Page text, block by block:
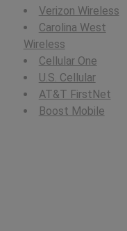
Verizon Wireless
Carolina West
Wireless
Cellular One
U.S. Cellular
AT&T FirstNet
Boost Mobile